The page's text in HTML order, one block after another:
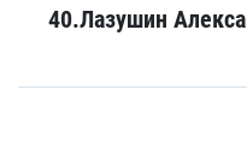
40.Лазушин